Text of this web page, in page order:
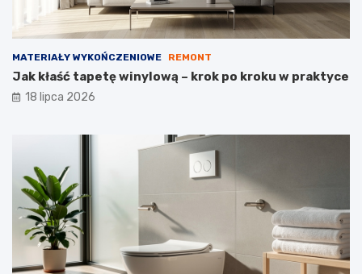
MATERIAŁY WYKOŃCZENIOWE REMONT
Jak kłaść tapetę winylową – krok po kroku w praktyce
18 lipca 2026